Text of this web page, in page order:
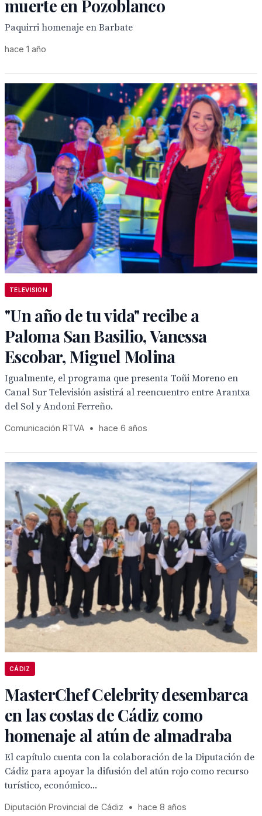
muerte en Pozoblanco
Paquirri homenaje en Barbate
hace 1 año
TELEVISION
"Un año de tu vida" recibe a
Paloma San Basilio, Vanessa
Escobar, Miguel Molina
Igualmente, el programa que presenta Toñi Moreno en
Canal Sur Televisión asistirá al reencuentro entre Arantxa
del Sol y Andoni Ferreño.
Comunicación RTVA • hace 6 años
CÁDIZ
MasterChef Celebrity desembarca
en las costas de Cádiz como
homenaje al atún de almadraba
El capítulo cuenta con la colaboración de la Diputación de
Cádiz para apoyar la difusión del atún rojo como recurso
turístico, económico...
Diputación Provincial de Cádiz • hace 8 años